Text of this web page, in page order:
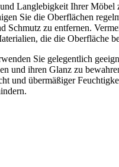
Langlebigkeit Ihrer Möbel
Sie die Oberflächen
Schmutz zu entfernen.
die die Oberfläche
Sie gelegentlich
und ihren Glanz zu
und übermäßiger